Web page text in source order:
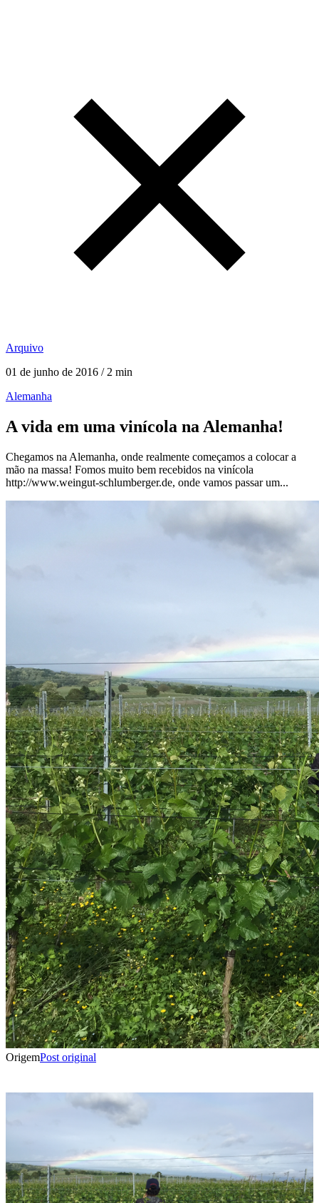
Arquivo
01 de junho de 2016 / 2 min
Alemanha
A vida em uma vinícola na Alemanha!
Chegamos na Alemanha, onde realmente começamos a colocar a
mão na massa! Fomos muito bem recebidos na vinícola
http://www.weingut-schlumberger.de, onde vamos passar um...
OrigemPost original